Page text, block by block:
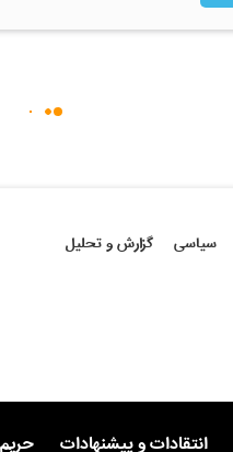
سیاسی گزارش و تحلیل
انتقادات و پیشنهادات